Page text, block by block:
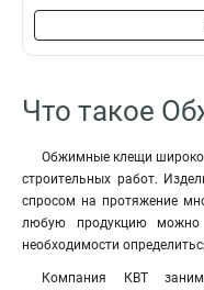
Что такое
Обжимные клещи широко
строительных работ.
спросом на протяжение
любую продукцию можно
необходимости
Компания КВТ